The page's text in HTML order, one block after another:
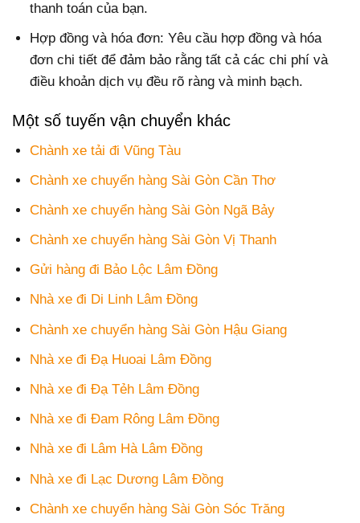
thanh toán của bạn.
Hợp đồng và hóa đơn: Yêu cầu hợp đồng và hóa
đơn chi tiết để đảm bảo rằng tất cả các chi phí và
điều khoản dịch vụ đều rõ ràng và minh bạch.
Một số tuyến vận chuyển khác
Chành xe tải đi Vũng Tàu
Chành xe chuyển hàng Sài Gòn Cần Thơ
Chành xe chuyển hàng Sài Gòn Ngã Bảy
Chành xe chuyển hàng Sài Gòn Vị Thanh
Gửi hàng đi Bảo Lộc Lâm Đồng
Nhà xe đi Di Linh Lâm Đồng
Chành xe chuyển hàng Sài Gòn Hậu Giang
Nhà xe đi Đạ Huoai Lâm Đồng
Nhà xe đi Đạ Tẻh Lâm Đồng
Nhà xe đi Đam Rông Lâm Đồng
Nhà xe đi Lâm Hà Lâm Đồng
Nhà xe đi Lạc Dương Lâm Đồng
Chành xe chuyển hàng Sài Gòn Sóc Trăng